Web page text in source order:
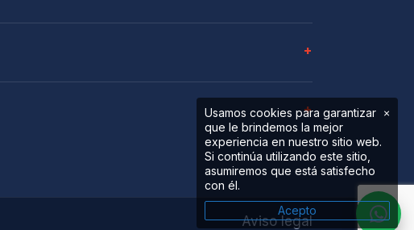
Aviso legal
×
Usamos cookies para garantizar
que le brindemos la mejor
experiencia en nuestro sitio web.
Si continúa utilizando este sitio,
asumiremos que está satisfecho
con él.
Acepto